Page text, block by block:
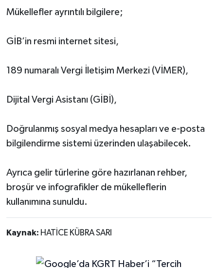
Mükellefler ayrıntılı bilgilere;
GİB’in resmi internet sitesi,
189 numaralı Vergi İletişim Merkezi (VİMER),
Dijital Vergi Asistanı (GİBİ),
Doğrulanmış sosyal medya hesapları ve e-posta
bilgilendirme sistemi üzerinden ulaşabilecek.
Ayrıca gelir türlerine göre hazırlanan rehber,
broşür ve infografikler de mükelleflerin
kullanımına sunuldu.
Kaynak: HATİCE KÜBRA SARI